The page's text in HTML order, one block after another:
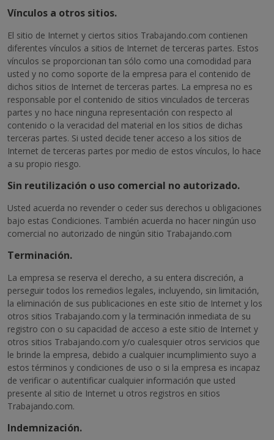
Vínculos a otros sitios.
El sitio de Internet y ciertos sitios Trabajando.com contienen
diferentes vínculos a sitios de Internet de terceras partes. Estos
vínculos se proporcionan tan sólo como una comodidad para
usted y no como soporte de la empresa para el contenido de
dichos sitios de Internet de terceras partes. La empresa no es
responsable por el contenido de sitios vinculados de terceras
partes y no hace ninguna representación con respecto al
contenido o la veracidad del material en los sitios de dichas
terceras partes. Si usted decide tener acceso a los sitios de
Internet de terceras partes por medio de estos vínculos, lo hace
a su propio riesgo.
Sin reutilización o uso comercial no autorizado.
Usted acuerda no revender o ceder sus derechos u obligaciones
bajo estas Condiciones. También acuerda no hacer ningún uso
comercial no autorizado de ningún sitio Trabajando.com
Terminación.
La empresa se reserva el derecho, a su entera discreción, a
perseguir todos los remedios legales, incluyendo, sin limitación,
la eliminación de sus publicaciones en este sitio de Internet y los
otros sitios Trabajando.com y la terminación inmediata de su
registro con o su capacidad de acceso a este sitio de Internet y
otros sitios Trabajando.com y/o cualesquier otros servicios que
le brinde la empresa, debido a cualquier incumplimiento suyo a
estos términos y condiciones de uso o si la empresa es incapaz
de verificar o autentificar cualquier información que usted
presente al sitio de Internet u otros registros en sitios
Trabajando.com.
Indemnización.